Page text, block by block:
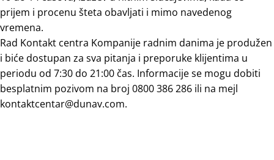
prijem i procenu šteta obavljati i mimo navedenog
vremena.
Rad Kontakt centra Kompanije radnim danima je produžen
i biće dostupan za sva pitanja i preporuke klijentima u
periodu od 7:30 do 21:00 čas. Informacije se mogu dobiti
besplatnim pozivom na broj 0800 386 286 ili na mејl
kontaktcentar@dunav.com.